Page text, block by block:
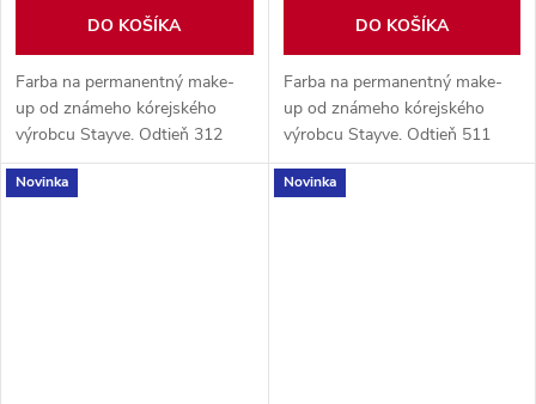
DO KOŠÍKA
Farba na permanentný make-
up od známeho kórejského
výrobcu Stayve. Odtieň 312
Deep Muddy organický
pigment, obsah balenia 10 ml.
DO KOŠÍKA
Farba na permanentný make-
up od známeho kórejského
výrobcu Stayve. Odtieň 511
Fiesta organický pigment,
obsah balenia 10 ml.
Novinka Novinka